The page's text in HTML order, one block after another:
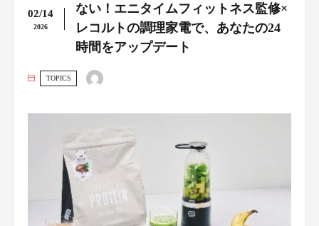
02/14
2026
ない！エニタイムフィットネス監修×
レコルトの調理家電で、あなたの24
時間をアップデート
TOPICS